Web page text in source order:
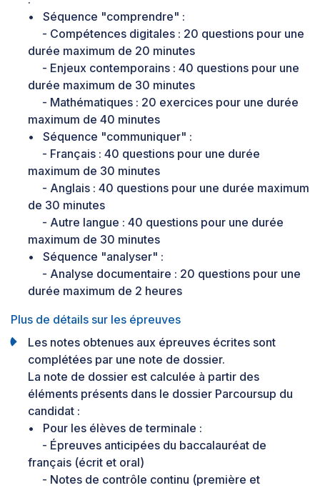
• Séquence "comprendre" :
- Compétences digitales : 20 questions pour une
durée maximum de 20 minutes
- Enjeux contemporains : 40 questions pour une
durée maximum de 30 minutes
- Mathématiques : 20 exercices pour une durée
maximum de 40 minutes
• Séquence "communiquer" :
- Français : 40 questions pour une durée
maximum de 30 minutes
- Anglais : 40 questions pour une durée maximum
de 30 minutes
- Autre langue : 40 questions pour une durée
maximum de 30 minutes
• Séquence "analyser" :
- Analyse documentaire : 20 questions pour une
durée maximum de 2 heures
Plus de détails sur les épreuves
Les notes obtenues aux épreuves écrites sont
complétées par une note de dossier.
La note de dossier est calculée à partir des
éléments présents dans le dossier Parcoursup du
candidat :
• Pour les élèves de terminale :
- Épreuves anticipées du baccalauréat de
français (écrit et oral)
- Notes de contrôle continu (première et